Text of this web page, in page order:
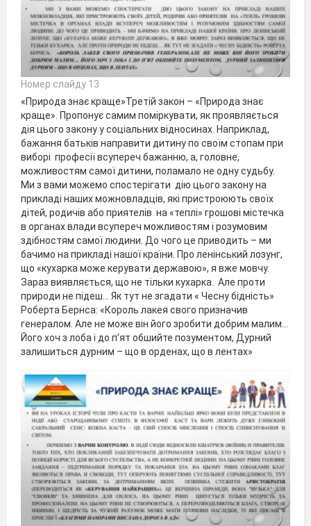
Номер слайду 13
«Природа знає краще»Третій закон – «Природа знає
краще». Пропонує самим поміркувати, як проявляється
дія цього закону у соціальних відносинах. Наприклад,
бажання батьків направити дитину по своїм стопам при
виборі професії всупереч бажанню, а, головне,
можливостям самої дитини, поламало не одну судьбу.
Ми з вами можемо спостерігати дію цього закону на
прикладі наших можновладців, які пристроюють своїх
дітей, родичів або приятелів на «теплі» грошові містечка
в органах влади всупереч можливостям і розумовим
здібностям самої людини. До чого це приводить – ми
бачимо на прикладі нашої країни. Про ленінський лозунг,
що «кухарка може керувати державою», я вже мовчу.
Зараз виявляється, що не тільки кухарка. Але проти
природи не підеш… Як тут не згадати « Чесну бідність»
Роберта Бернса: «Король лакея свого призначив
генералом. Але не може він його зробити добрим малим…
Його хоч з лоба і до п’ят обшийте позументом, Дурний
залишиться дурним – що в орденах, що в лентах»